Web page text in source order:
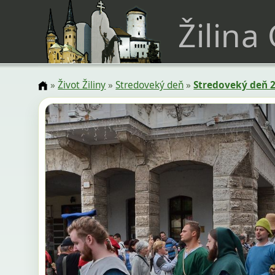
Žilina
»Život Žiliny»Stredoveký deň»Stredoveký deň